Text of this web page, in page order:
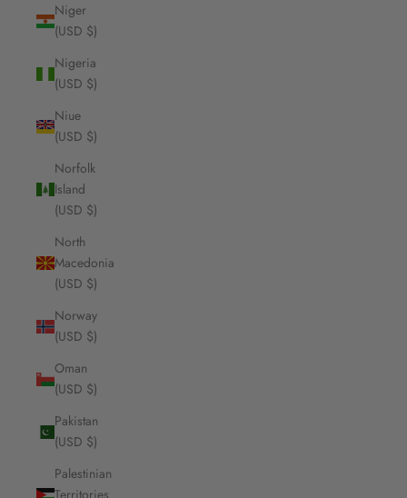
Niger
(USD $)
Nigeria
(USD $)
Niue
(USD $)
Norfolk
Island
(USD $)
North
Macedonia
(USD $)
Norway
(USD $)
Oman
(USD $)
Pakistan
(USD $)
Palestinian